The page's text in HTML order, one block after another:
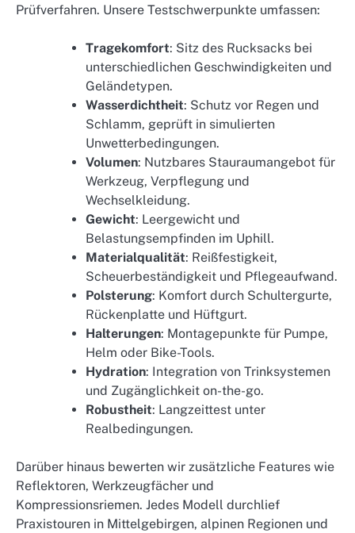
Prüfverfahren. Unsere Testschwerpunkte umfassen:
Tragekomfort: Sitz des Rucksacks bei
unterschiedlichen Geschwindigkeiten und
Geländetypen.
Wasserdichtheit: Schutz vor Regen und
Schlamm, geprüft in simulierten
Unwetterbedingungen.
Volumen: Nutzbares Stauraumangebot für
Werkzeug, Verpflegung und
Wechselkleidung.
Gewicht: Leergewicht und
Belastungsempfinden im Uphill.
Materialqualität: Reißfestigkeit,
Scheuerbeständigkeit und Pflegeaufwand.
Polsterung: Komfort durch Schultergurte,
Rückenplatte und Hüftgurt.
Halterungen: Montagepunkte für Pumpe,
Helm oder Bike-Tools.
Hydration: Integration von Trinksystemen
und Zugänglichkeit on-the-go.
Robustheit: Langzeittest unter
Realbedingungen.
Darüber hinaus bewerten wir zusätzliche Features wie
Reflektoren, Werkzeugfächer und
Kompressionsriemen. Jedes Modell durchlief
Praxistouren in Mittelgebirgen, alpinen Regionen und